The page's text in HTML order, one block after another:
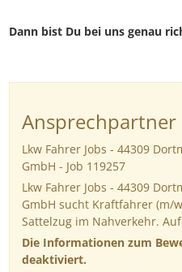
Dann bist Du bei uns genau
Ansprechpartner
Lkw Fahrer Jobs - 44309
GmbH - Job 119257
Lkw Fahrer Jobs - 44309
GmbH sucht Kraftfahrer (m/
Sattelzug im Nahverkehr.
Die Informationen zum
deaktiviert.